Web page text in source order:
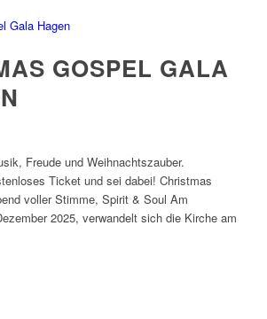
GOSPEL GALA
Freude und Weihnachtszauber.
Ticket und sei dabei! Christmas
voller Stimme, Spirit & Soul Am
2025, verwandelt sich die Kirche am